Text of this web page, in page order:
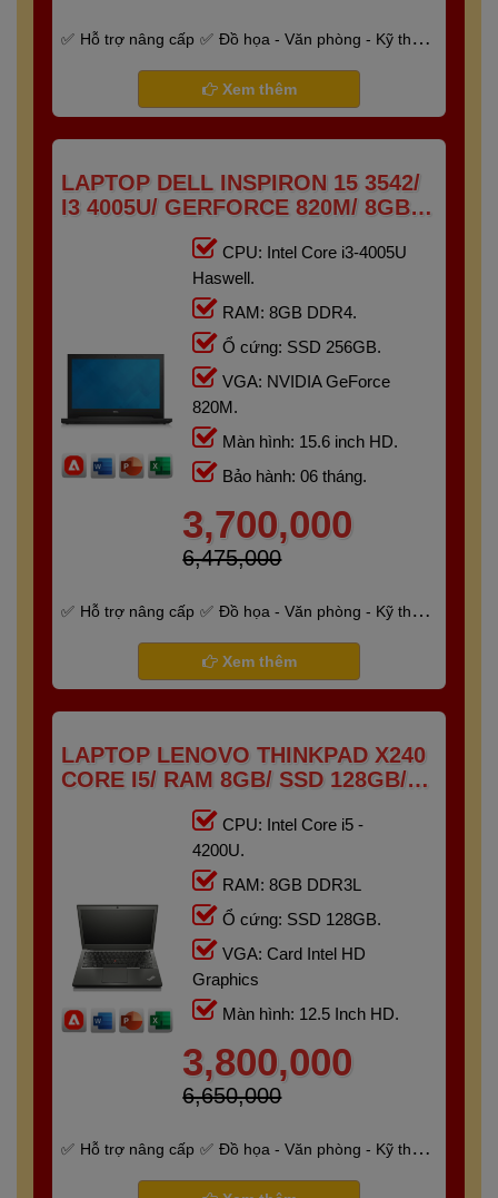
Hỗ trợ nâng cấp
Đồ họa - Văn phòng - Kỹ thuật
Bảo hành 6 tháng
Xem thêm
LAPTOP DELL INSPIRON 15 3542/
I3 4005U/ GERFORCE 820M/ 8GB/
256GB/ 15.6" HD
CPU: Intel Core i3-4005U
Haswell.
RAM: 8GB DDR4.
Ổ cứng: SSD 256GB.
VGA: NVIDIA GeForce
820M.
Màn hình: 15.6 inch HD.
Bảo hành: 06 tháng.
3,700,000
6,475,000
Hỗ trợ nâng cấp
Đồ họa - Văn phòng - Kỹ thuật
Bảo hành 6 tháng
Xem thêm
LAPTOP LENOVO THINKPAD X240
CORE I5/ RAM 8GB/ SSD 128GB/
CPU: Intel Core i5 -
4200U.
RAM: 8GB DDR3L
Ổ cứng: SSD 128GB.
VGA: Card Intel HD
Graphics
Màn hình: 12.5 Inch HD.
3,800,000
6,650,000
Hỗ trợ nâng cấp
Đồ họa - Văn phòng - Kỹ thuật
Bảo hành 6 tháng